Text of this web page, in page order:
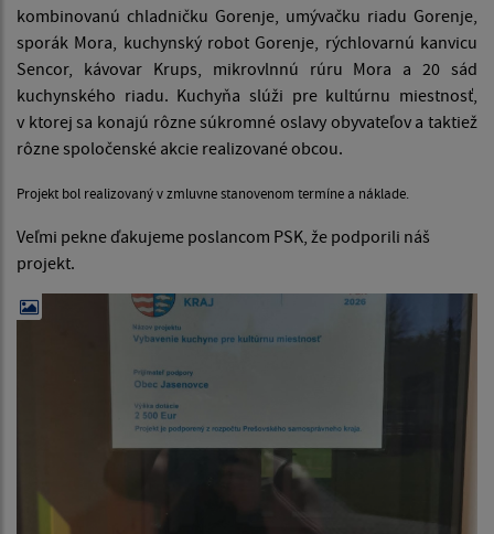
kombinovanú chladničku Gorenje, umývačku riadu Gorenje,
sporák Mora, kuchynský robot Gorenje, rýchlovarnú kanvicu
Sencor, kávovar Krups, mikrovlnnú rúru Mora a 20 sád
kuchynského riadu. Kuchyňa slúži pre kultúrnu miestnosť,
v ktorej sa konajú rôzne súkromné oslavy obyvateľov a taktiež
rôzne spoločenské akcie realizované obcou.
Projekt bol realizovaný v zmluvne stanovenom termíne a náklade.
Veľmi pekne ďakujeme poslancom PSK, že podporili náš
projekt.